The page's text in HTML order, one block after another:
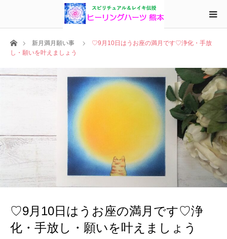
ホーム新月満月願い事
♡9月10日はうお座の満月です♡浄化・手放
し・願いを叶えましょう
♡9月10日はうお座の満月です♡浄
化・手放し・願いを叶えましょう